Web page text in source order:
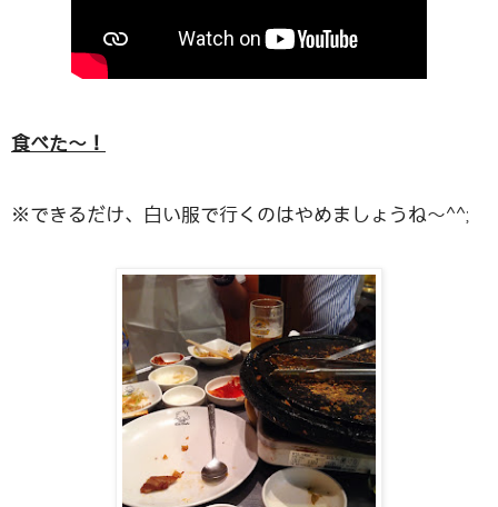
食べた〜！
※できるだけ、白い服で行くのはやめましょうね〜^^;